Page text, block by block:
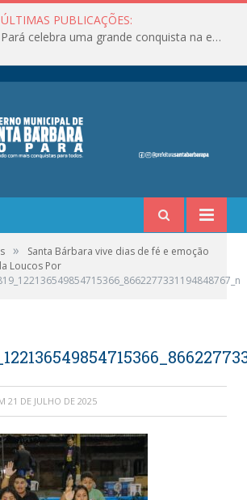
ÚLTIMAS PUBLICAÇÕES:
Santa Bárbara do Pará celebra uma grande conquista na educação!
»
Santa Bárbara vive dias de fé e emoção
Loucos Por
21 DE JULHO DE 2025